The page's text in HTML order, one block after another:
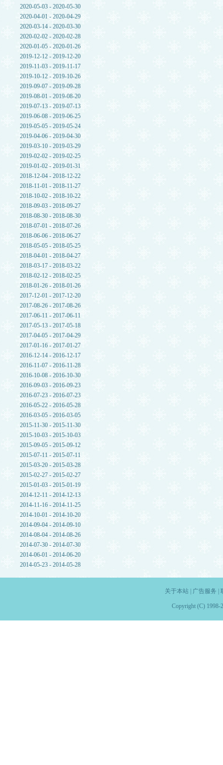
2020-05-03 - 2020-05-30
2020-04-01 - 2020-04-29
2020-03-14 - 2020-03-30
2020-02-02 - 2020-02-28
2020-01-05 - 2020-01-26
2019-12-12 - 2019-12-20
2019-11-03 - 2019-11-17
2019-10-12 - 2019-10-26
2019-09-07 - 2019-09-28
2019-08-01 - 2019-08-20
2019-07-13 - 2019-07-13
2019-06-08 - 2019-06-25
2019-05-05 - 2019-05-24
2019-04-06 - 2019-04-30
2019-03-10 - 2019-03-29
2019-02-02 - 2019-02-25
2019-01-02 - 2019-01-31
2018-12-04 - 2018-12-22
2018-11-01 - 2018-11-27
2018-10-02 - 2018-10-22
2018-09-03 - 2018-09-27
2018-08-30 - 2018-08-30
2018-07-01 - 2018-07-26
2018-06-06 - 2018-06-27
2018-05-05 - 2018-05-25
2018-04-01 - 2018-04-27
2018-03-17 - 2018-03-22
2018-02-12 - 2018-02-25
2018-01-26 - 2018-01-26
2017-12-01 - 2017-12-20
2017-08-26 - 2017-08-26
2017-06-11 - 2017-06-11
2017-05-13 - 2017-05-18
2017-04-05 - 2017-04-29
2017-01-16 - 2017-01-27
2016-12-14 - 2016-12-17
2016-11-07 - 2016-11-28
2016-10-08 - 2016-10-30
2016-09-03 - 2016-09-23
2016-07-23 - 2016-07-23
2016-05-22 - 2016-05-28
2016-03-05 - 2016-03-05
2015-11-30 - 2015-11-30
2015-10-03 - 2015-10-03
2015-09-05 - 2015-09-12
2015-07-11 - 2015-07-11
2015-03-20 - 2015-03-28
2015-02-27 - 2015-02-27
2015-01-03 - 2015-01-19
2014-12-11 - 2014-12-13
2014-11-16 - 2014-11-25
2014-10-01 - 2014-10-20
2014-09-04 - 2014-09-10
2014-08-04 - 2014-08-26
2014-07-30 - 2014-07-30
2014-06-01 - 2014-06-20
2014-05-23 - 2014-05-28
关于本站| 广告服务
Copyright (C) 1998-